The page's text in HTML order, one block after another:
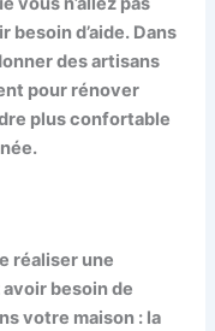
besoin d’aide. Dans
des artisans
pour rénover
plus confortable
réaliser une
besoin de
votre maison : la